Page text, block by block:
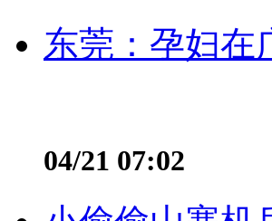
东莞：孕妇在
04/21 07:02